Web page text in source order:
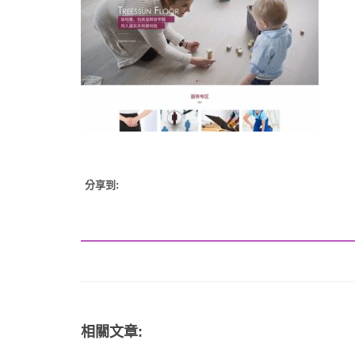
分享到:
相關文章: